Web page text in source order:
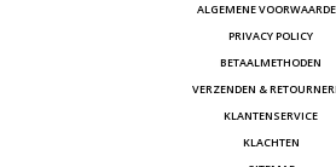
ALGEMENE
PRIVACY POLICY
BETAALMETHODEN
VERZENDEN &
KLANTENSERVICE
KLACHTEN